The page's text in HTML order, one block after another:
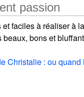
passion
faciles à réaliser à
bons et
Christalie : ou